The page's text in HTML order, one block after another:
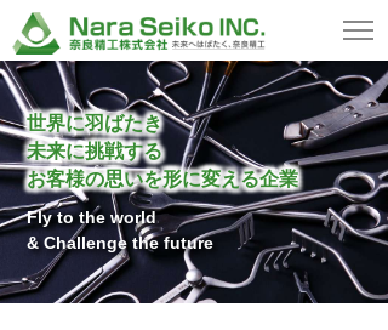
世界に羽ばたき
未来に挑戦する
お客様の思いを形に変える企業
Fly to the world
& Challenge the future